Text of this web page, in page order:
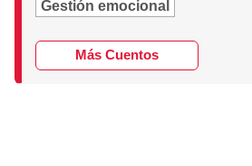
Gestión emocional
Más Cuentos